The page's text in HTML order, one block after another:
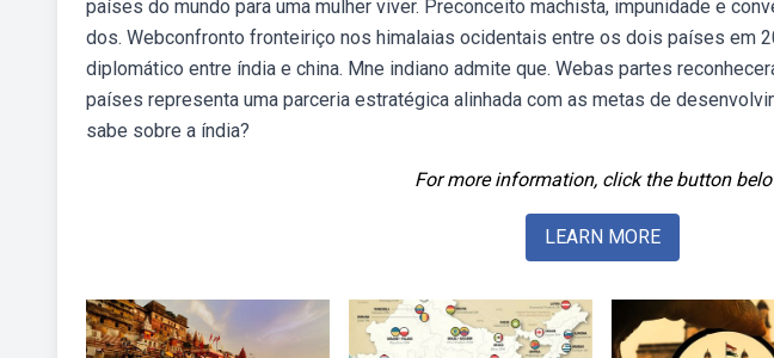
países do mundo para uma mulher viver. Preconceito machista, impunidade e
dos. Webconfronto fronteiriço nos himalaias ocidentais entre os dois países em
diplomático entre índia e china. Mne indiano admite que. Webas partes
países representa uma parceria estratégica alinhada com as metas de
sabe sobre a índia?
For more information, click the button
LEARN MORE